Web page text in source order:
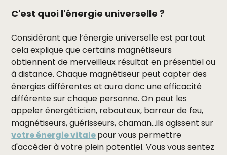
C'est quoi l'énergie universelle ?
Considérant que l’énergie universelle est partout
cela explique que certains magnétiseurs
obtiennent de merveilleux résultat en présentiel ou
à distance. Chaque magnétiseur peut capter des
énergies différentes et aura donc une efficacité
différente sur chaque personne. On peut les
appeler énergéticien, rebouteux, barreur de feu,
magnétiseurs, guérisseurs, chaman...ils agissent sur
votre énergie vitalepour vous permettre
d'accéder à votre plein potentiel. Vous vous sentez